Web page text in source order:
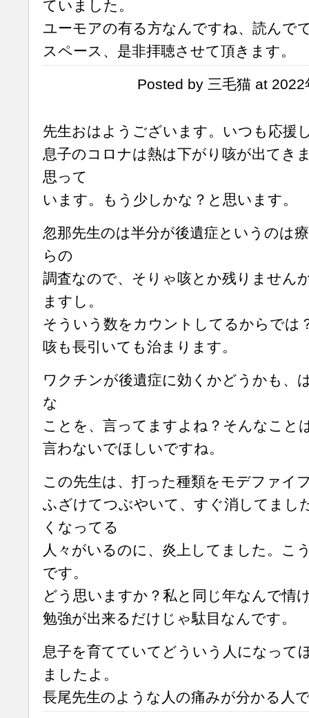
ていました。
ユーモアの有る方なんですね、読んで
スペース、是非拝聴させて頂きます。
Posted by 三毛猫 at
先生おはようございます。いつも応援
息子のコロナは熱は下がり咳が出てき
思って
います。もう少しかな？と思います。
忽那先生のは半分が後遺症というのは
らの
調査なので、そりゃ咳とか残りません
ますし。
そういう数をカウントしてるからでは
咳も長引いても治まります。
ワクチンが後遺症に効くかどうかも、
な
ことを、言ってますよね？そんなこと
言わないでほしいですね。
この先生は、打った種類をモデファイ
ふざけてつぶやいて、すぐ消してまし
くなってる
人々がいるのに、炎上してました。こ
です。
どう思いますか？私と同じ年なんで情
勉強が出来るだけじゃ駄目なんです。
息子を育てていてどういう人になって
ましたよ。
長尾先生のような人の痛みが分かる人